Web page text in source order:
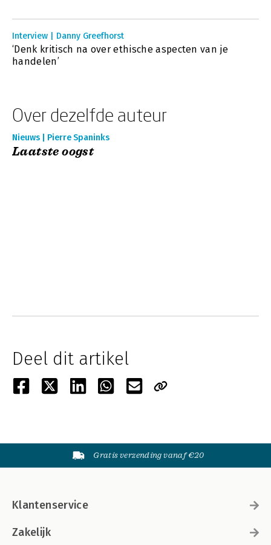
Interview | Danny Greefhorst
‘Denk kritisch na over ethische aspecten van je
handelen’
Over dezelfde auteur
Nieuws | Pierre Spaninks
Laatste oogst
Deel dit artikel
Gratis verzending vanaf €20
Klantenservice
Zakelijk